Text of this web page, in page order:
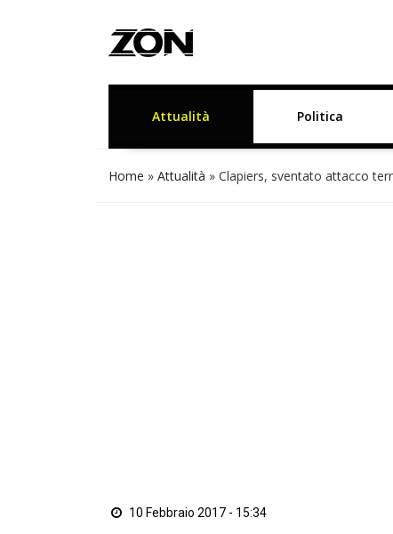
Attualità Politica
Home » Attualità » Clapiers, sventato attacco
10 Febbraio 2017 - 15:34